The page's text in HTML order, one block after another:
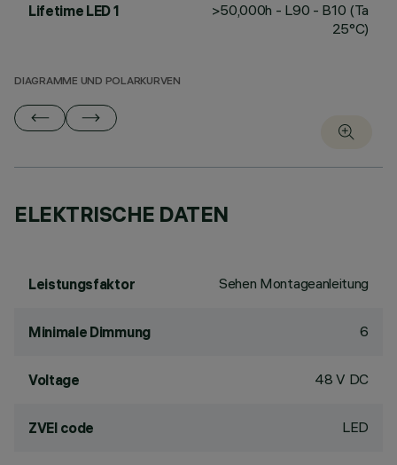
Lifetime LED 1
>50,000h - L90 - B10 (Ta
25°C)
DIAGRAMME UND POLARKURVEN
ELEKTRISCHE DATEN
Leistungsfaktor Sehen Montageanleitung
Minimale Dimmung 6
Voltage 48 V DC
ZVEI code LED